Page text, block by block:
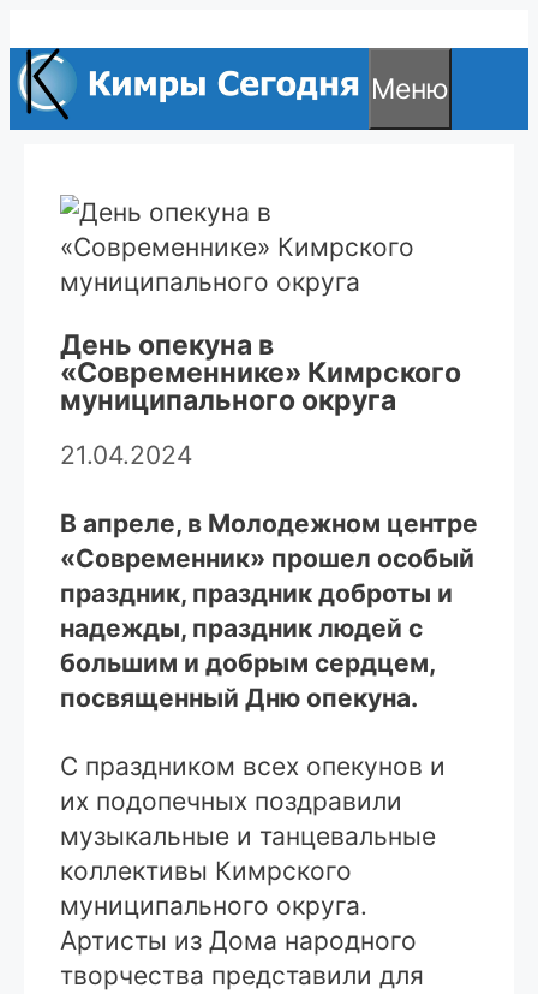
к
содержимому
Меню
День опекуна в
«Современнике» Кимрского
муниципального округа
21.04.2024
В апреле, в Молодежном центре
«Современник» прошел особый
праздник, праздник доброты и
надежды, праздник людей с
большим и добрым сердцем,
посвященный Дню опекуна.
С праздником всех опекунов и
их подопечных поздравили
музыкальные и танцевальные
коллективы Кимрского
муниципального округа.
Артисты из Дома народного
творчества представили для